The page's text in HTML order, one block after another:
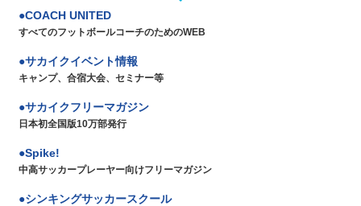
COACH UNITED
すべてのフットボールコーチのためのWEB
サカイクイベント情報
キャンプ、合宿大会、セミナー等
サカイクフリーマガジン
日本初全国版10万部発行
Spike!
中高サッカープレーヤー向けフリーマガジン
シンキングサッカースクール